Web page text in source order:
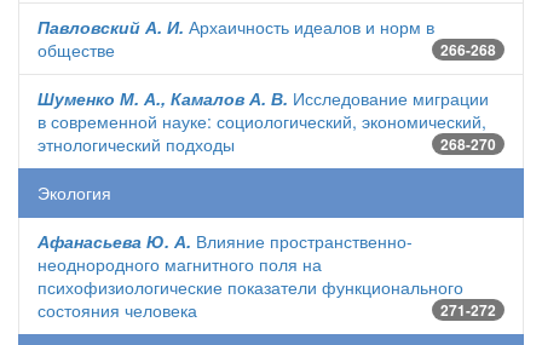
Павловский А. И. Архаичность идеалов и норм в
обществе
266-268
Шуменко М. А., Камалов А. В. Исследование миграции
в современной науке: социологический, экономический,
этнологический подходы
268-270
Экология
Афанасьева Ю. А. Влияние пространственно-
неоднородного магнитного поля на
психофизиологические показатели функционального
состояния человека
271-272